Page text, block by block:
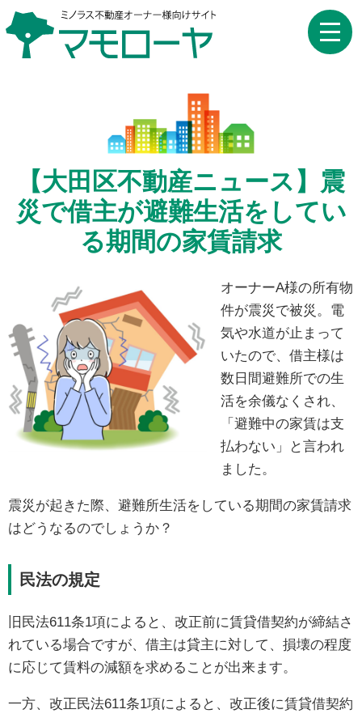
toggle
【大田区不動産ニュース】震
災で借主が避難生活をしてい
る期間の家賃請求
オーナーA様の所有物
件が震災で被災。電
気や水道が止まって
いたので、借主様は
数日間避難所での生
活を余儀なくされ、
「避難中の家賃は支
払わない」と言われ
ました。
震災が起きた際、避難所生活をしている期間の家賃請求
はどうなるのでしょうか？
民法の規定
旧民法611条1項によると、改正前に賃貸借契約が締結さ
れている場合ですが、借主は貸主に対して、損壊の程度
に応じて賃料の減額を求めることが出来ます。
一方、改正民法611条1項によると、改正後に賃貸借契約